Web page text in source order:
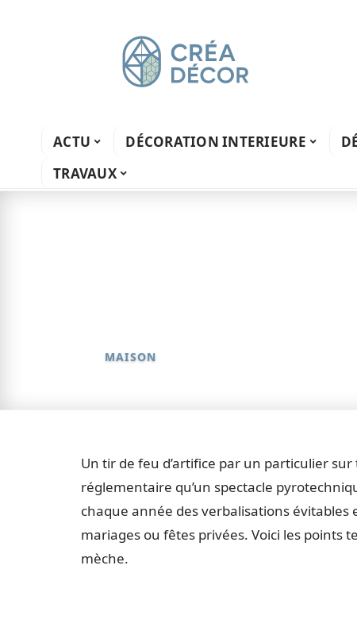
ACTU DÉCORATION INTERIEURE
TRAVAUX
MAISON
Un tir de feu d’artifice par un particulier
réglementaire qu’un spectacle
chaque année des verbalisations évitables
mariages ou fêtes privées. Voici les points
mèche.